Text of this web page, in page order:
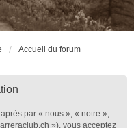
Accueil du forum
par « nous », « notre »,
»), vous acceptez